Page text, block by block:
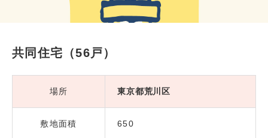
共同住宅（56戸）
場所 東京都荒川区
敷地面積 650